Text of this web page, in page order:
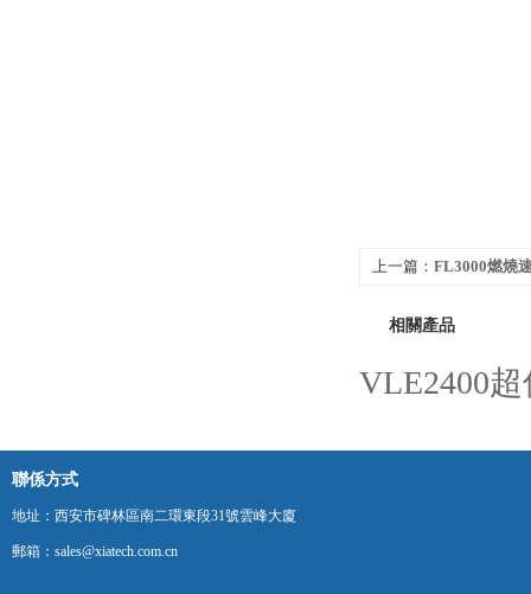
上一篇： FL3000燃燒
相關產品
VLE2400
聯係方式
地址：西安市碑林區南二環東段31號雲峰大廈
郵箱：sales@xiatech.com.cn